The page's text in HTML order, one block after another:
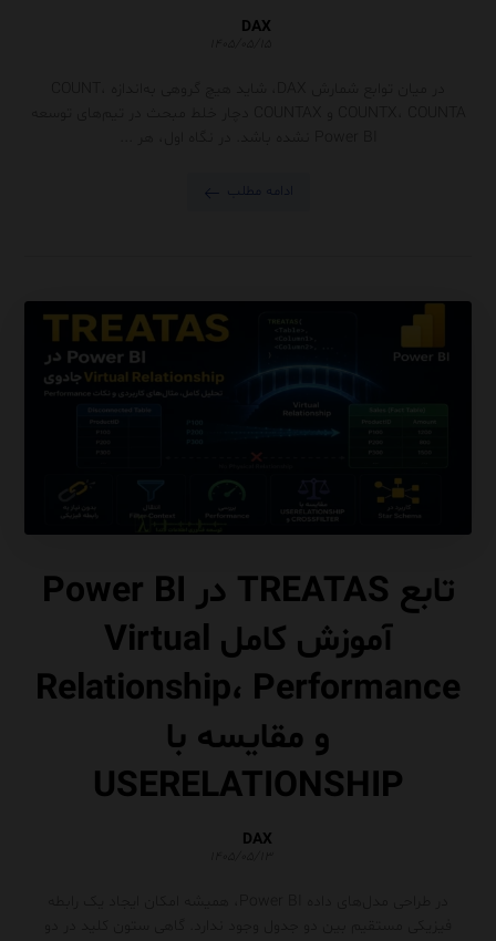
DAX
ادامه مطلب
تابع TREATAS در Power BI
آموزش کامل Virtual
Relationship، Performance
و مقایسه با
USERELATIONSHIP
DAX